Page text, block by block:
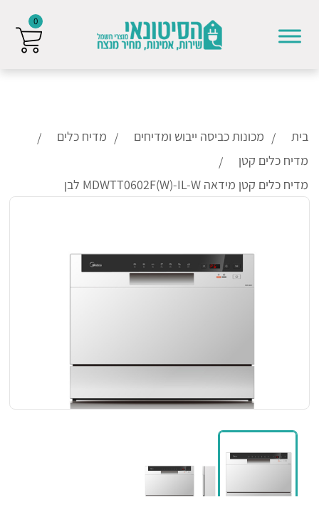
בית מכונות כביסה ייבוש ומדיחים
מדיח כלים
מדיח כלים קטן
מדיח כלים קטן מידאה MDWTT0602F(W)-IL-W לבן
0